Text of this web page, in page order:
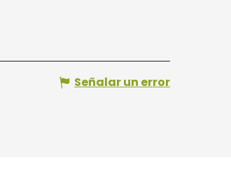
Señalar un error